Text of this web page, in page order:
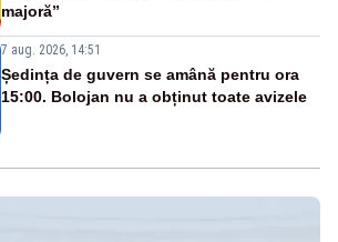
majoră”
7 aug. 2026, 14:51
Ședința de guvern se amână pentru ora
15:00. Bolojan nu a obținut toate avizele